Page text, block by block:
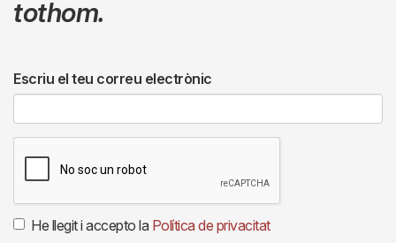
tothom.
Escriu el teu correu electrònic
He llegit i accepto la Política de privacitat